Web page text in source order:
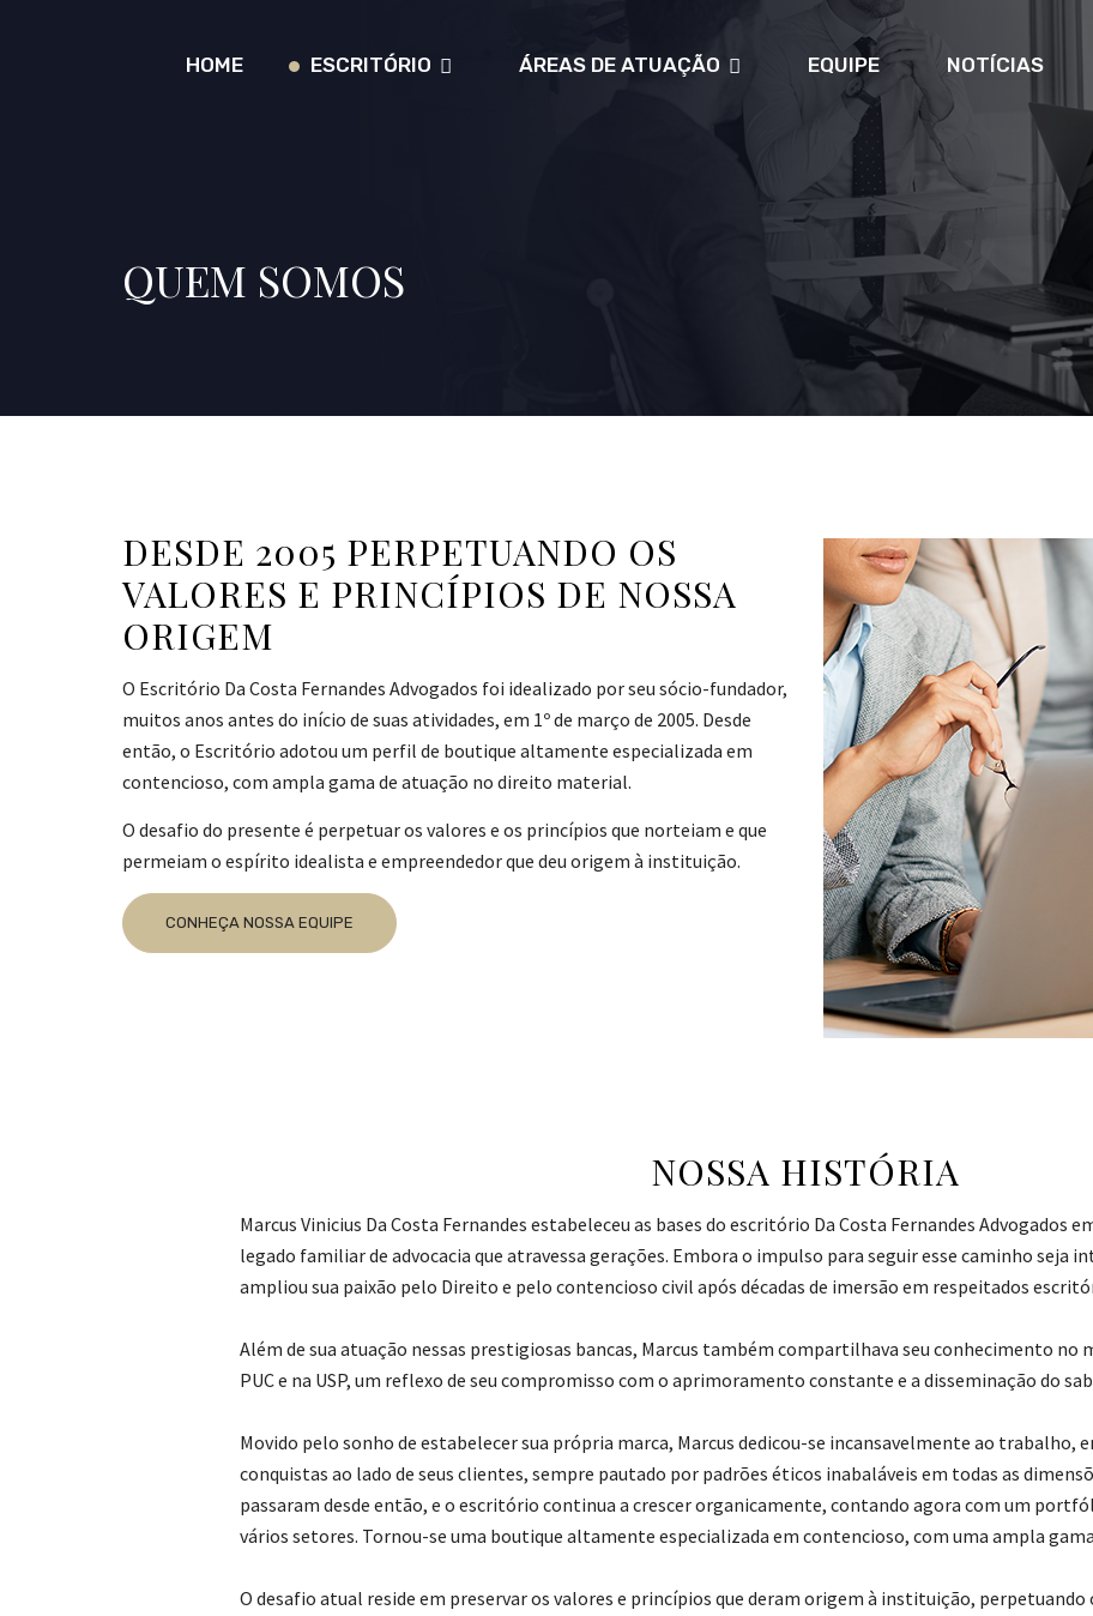
HOME ESCRITÓRIO ÁREAS DE ATUAÇÃO EQUIPE NOTÍCIAS
QUEM SOMOS
DESDE 2005 PERPETUANDO OS
VALORES E PRINCÍPIOS DE NOSSA
ORIGEM
O Escritório Da Costa Fernandes Advogados foi idealizado por seu sócio-fundador,
muitos anos antes do início de suas atividades, em 1º de março de 2005. Desde
então, o Escritório adotou um perfil de boutique altamente especializada em
contencioso, com ampla gama de atuação no direito material.
O desafio do presente é perpetuar os valores e os princípios que norteiam e que
permeiam o espírito idealista e empreendedor que deu origem à instituição.
CONHEÇA NOSSA EQUIPE
NOSSA HISTÓRIA
Marcus Vinicius Da Costa Fernandes estabeleceu as bases do escritório Da Costa Fernandes Advogados
legado familiar de advocacia que atravessa gerações. Embora o impulso para seguir esse caminho seja
ampliou sua paixão pelo Direito e pelo contencioso civil após décadas de imersão em respeitados
Além de sua atuação nessas prestigiosas bancas, Marcus também compartilhava seu conhecimento no
PUC e na USP, um reflexo de seu compromisso com o aprimoramento constante e a disseminação do
Movido pelo sonho de estabelecer sua própria marca, Marcus dedicou-se incansavelmente ao trabalho,
conquistas ao lado de seus clientes, sempre pautado por padrões éticos inabaláveis em todas as
passaram desde então, e o escritório continua a crescer organicamente, contando agora com um
vários setores. Tornou-se uma boutique altamente especializada em contencioso, com uma ampla
O desafio atual reside em preservar os valores e princípios que deram origem à instituição,